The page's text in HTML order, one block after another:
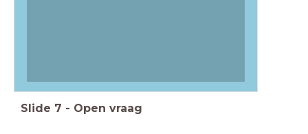
Slide 7 - Open vraag